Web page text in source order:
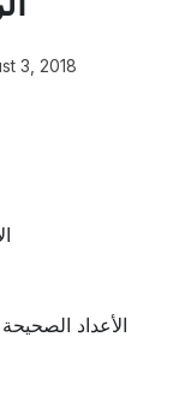
3, 2018
الأعداد